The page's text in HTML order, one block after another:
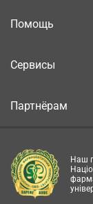
Помощь
Сервисы
Партнёрам
Наш